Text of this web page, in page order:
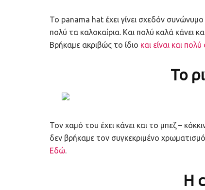
Το panama hat έχει γίνει σχεδόν
πολύ τα καλοκαίρια. Και πολύ καλά κάνει
Βρήκαμε ακριβώς το ίδιο και είναι και
Το
Τον χαμό του έχει κάνει και το μπεζ –
δεν βρήκαμε τον συγκεκριμένο
Εδώ.
Η